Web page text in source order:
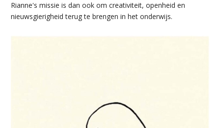
Rianne's missie is dan ook om creativiteit, openheid en
nieuwsgierigheid terug te brengen in het onderwijs.